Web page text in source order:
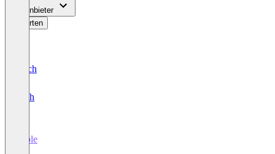
Für Anbieter
Bewerten
Deutsch
English
Fable